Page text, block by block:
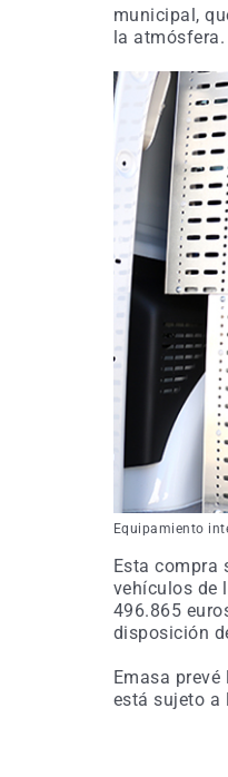
municipal,
la atmósfera.
Equipamiento
Esta compra
vehículos de
496.865
disposición
Emasa
está sujeto a